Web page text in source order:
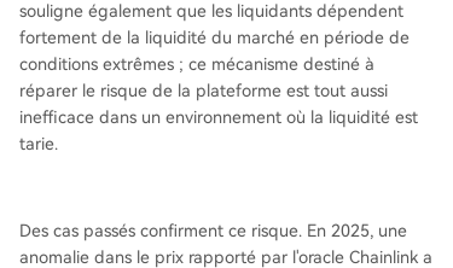
souligne également que les liquidants dépendent
fortement de la liquidité du marché en période de
conditions extrêmes ; ce mécanisme destiné à
réparer le risque de la plateforme est tout aussi
inefficace dans un environnement où la liquidité est
tarie.
Des cas passés confirment ce risque. En 2025, une
anomalie dans le prix rapporté par l'oracle Chainlink a